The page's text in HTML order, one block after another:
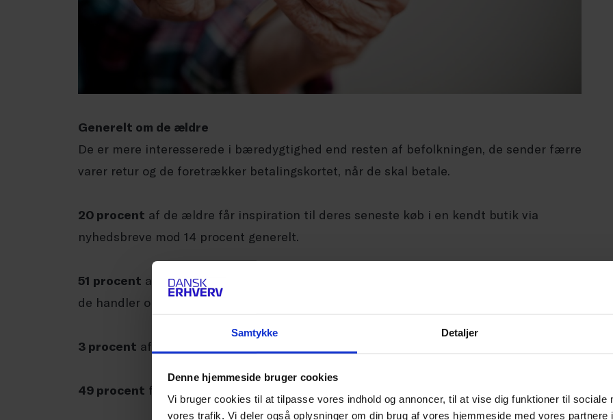
Samtykke Detaljer
Denne hjemmeside bruger cookies
Vi bruger cookies til at tilpasse vores indhold og annoncer, til at vise dig funktioner til sociale
vores trafik. Vi deler også oplysninger om din brug af vores hjemmeside med vores partnere
Generelt om de ældre
De er mere interesserede i bæredygtighed end resten af befolkningen, de sender færre
varer retur og de foretrækker betalingskortet, når de skal betale.
20 procent af de ældre får inspiration til deres seneste køb i en kendt butik via
nyhedsbreve mod 14 procent generelt.
51 procent af pensionisterne tillægger bæredygtighed nogen eller stor betydning, når
de handler online. Dermed er de den mest ”bæredygtige” befolkningsgruppe.
3 procent af deres varer bliver returneret. Klart den laveste andel.
49 procent foretrækker betalingskortet, når handler online.